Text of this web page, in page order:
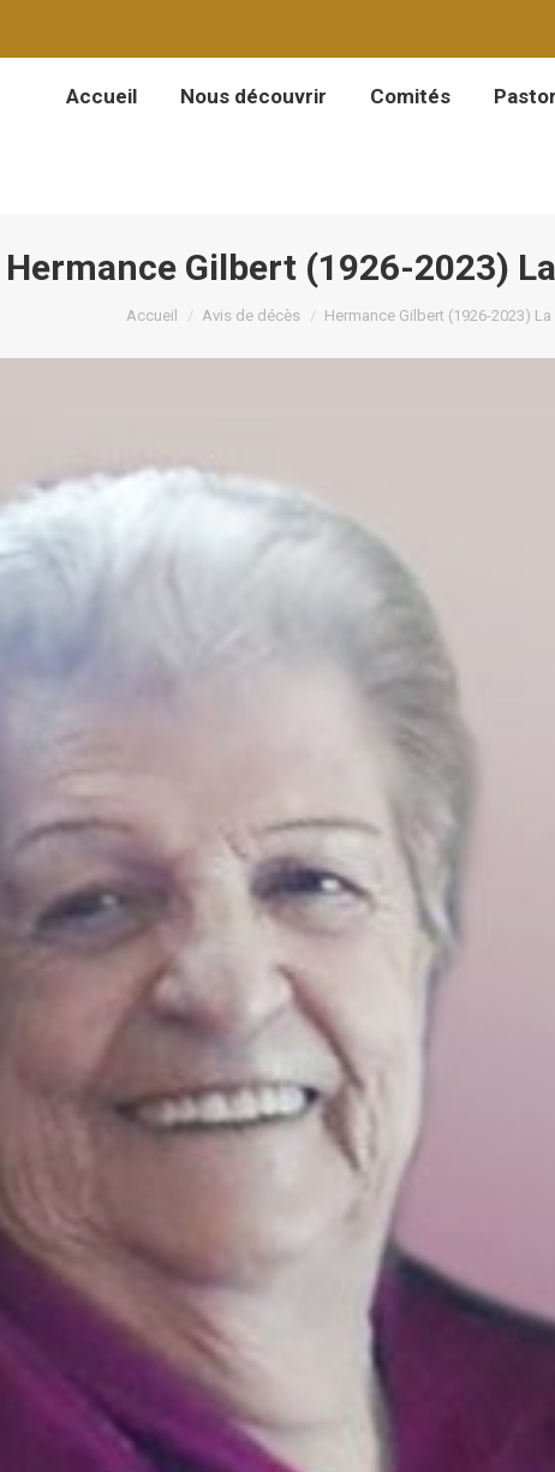
Accueil Nous découvrir Comités
Hermance Gilbert (1926-2023)
Vous êtes ici :
Accueil Avis de décès Hermance Gilbert (1926-2023)